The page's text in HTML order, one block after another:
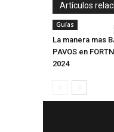
Artículos
Guías
La manera mas
PAVOS en
2024